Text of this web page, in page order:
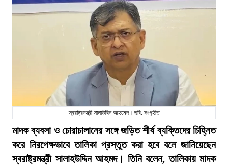
স্বরাষ্ট্রমন্ত্রী সালাউদ্দিন আহমেদ। ছবি: সংগৃহীত
মাদক ব্যবসা ও চোরাচালানের সঙ্গে জড়িত শীর্ষ ব্যক্তিদের চিহ্নিত
করে নিরপেক্ষভাবে তালিকা প্রস্তুত করা হবে বলে জানিয়েছেন
স্বরাষ্ট্রমন্ত্রী সালাহউদ্দিন আহমদ। তিনি বলেন, তালিকায় মাদক